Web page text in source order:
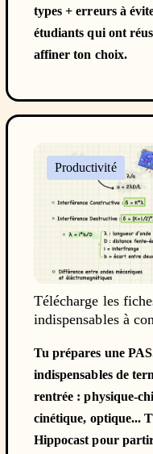
types + erreurs à
étudiants qui ont
affiner ton choix.
Productivité
Télécharge les
indispensables à
Tu prépares une
indispensables de
rentrée : physique-
cinétique, optique...
Hippocast pour